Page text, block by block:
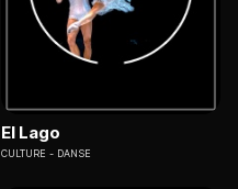
El Lago
CULTURE DANSE